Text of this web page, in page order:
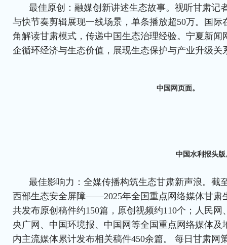
最佳原创：融媒创新讲述生态故事。视听甘肃记
与快节奏剪辑展现一线场景，单条播放超50万。国
角解读甘肃模式，传递中国生态治理经验。宁夏新闻
企循环经济与生态价值，展现生态保护与产业升级关
中国网页面。
中国水利报头版
最佳影响力：全媒传播构筑生态甘肃新声浪。截
西部生态安全屏障——2025年全国重点网络媒体甘肃
共发布原创稿件约150篇，原创视频约110个；人民
央广网、中国环境报、中国网等全国重点网络媒体及
内主流媒体累计发布相关稿件450余篇。 每日甘肃网